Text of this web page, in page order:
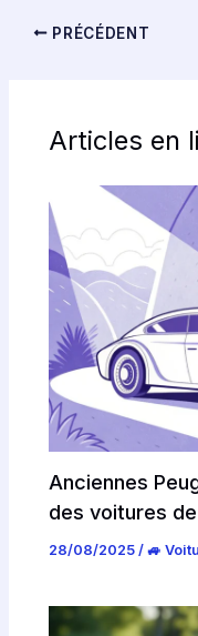
PRÉCÉDENT
Articles en
Anciennes
des voitures
28/08/2025/🚙